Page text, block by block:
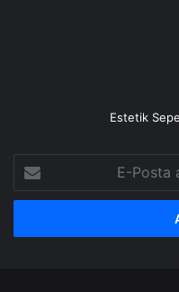
Estetik
Posta
adresinizi